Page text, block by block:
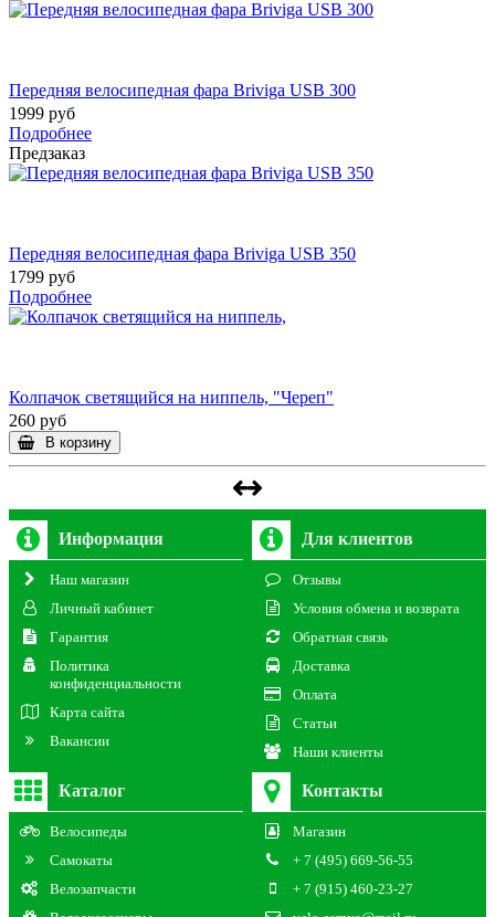
Передняя велосипедная фара Briviga USB 300
1999 руб
Подробнее
Предзаказ
Передняя велосипедная фара Briviga USB 350
1799 руб
Подробнее
Колпачок светящийся на ниппель, "Череп"
260 руб
В корзину
Информация
Наш магазин
Личный кабинет
Гарантия
Политика
конфиденциальности
Карта сайта
Вакансии
Для клиентов
Отзывы
Условия обмена и возврата
Обратная связь
Доставка
Оплата
Статьи
Наши клиенты
Каталог
Велосипеды
Самокаты
Велозапчасти
Контакты
Магазин
+ 7 (495) 669-56-55
+ 7 (915) 460-23-27